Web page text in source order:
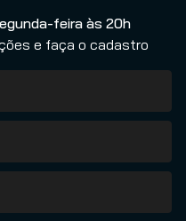
feira às 20h
e faça o cadastro